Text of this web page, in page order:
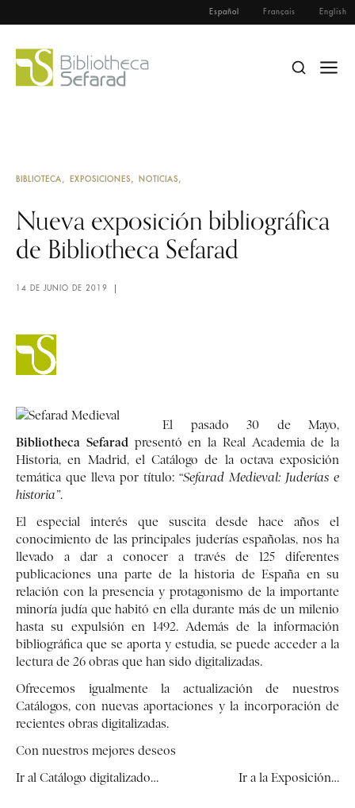
Español Français English
BIBLIOTECA EXPOSICIONES NOTICIAS
Nueva exposición bibliográfica
de Bibliotheca Sefarad
14 DE JUNIO DE 2019
El pasado 30 de Mayo,
Bibliotheca Sefaradpresentó en la Real Academia de la
Historia, en Madrid, el Catálogo de la octava exposición
temática que lleva por título: “Sefarad Medieval: Juderías e
historia”.
El especial interés que suscita desde hace años el
conocimiento de las principales juderías españolas, nos ha
llevado a dar a conocer a través de 125 diferentes
publicaciones una parte de la historia de España en su
relación con la presencia y protagonismo de la importante
minoría judía que habitó en ella durante más de un milenio
hasta su expulsión en 1492. Además de la información
bibliográfica que se aporta y estudia, se puede acceder a la
lectura de 26 obras que han sido digitalizadas.
Ofrecemos igualmente la actualización de nuestros
Catálogos, con nuevas aportaciones y la incorporación de
recientes obras digitalizadas.
Con nuestros mejores deseos
Ir al Catálogo digitalizado…
Ir a la Exposición…